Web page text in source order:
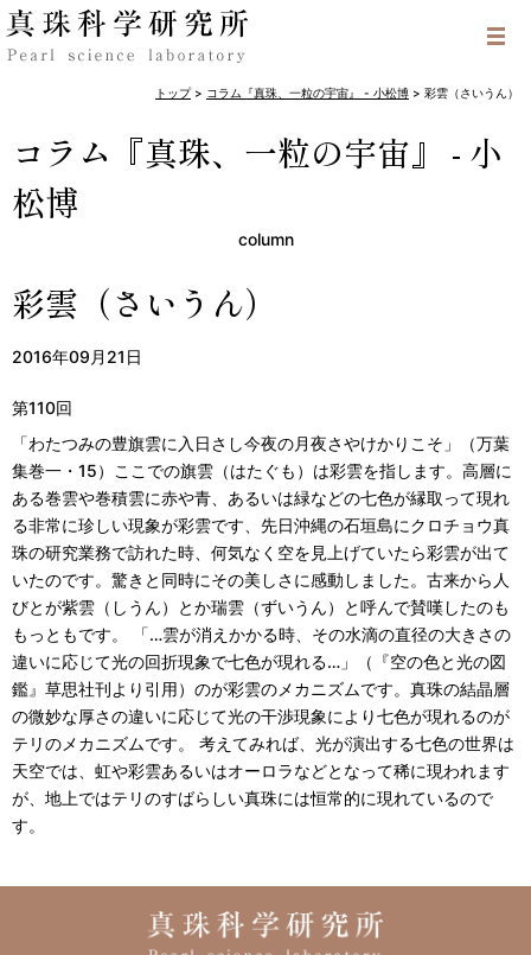
トップ> コラム『真珠、一粒の宇宙』 - 小松博 > 彩雲（さいうん）
コラム『真珠、一粒の宇宙』 - 小
松博
column
彩雲（さいうん）
2016年09月21日
第110回
「わたつみの豊旗雲に入日さし今夜の月夜さやけかりこそ」（万葉
集巻一・15）ここでの旗雲（はたぐも）は彩雲を指します。高層に
ある巻雲や巻積雲に赤や青、あるいは緑などの七色が縁取って現れ
る非常に珍しい現象が彩雲です、先日沖縄の石垣島にクロチョウ真
珠の研究業務で訪れた時、何気なく空を見上げていたら彩雲が出て
いたのです。驚きと同時にその美しさに感動しました。古来から人
びとが紫雲（しうん）とか瑞雲（ずいうん）と呼んで賛嘆したのも
もっともです。 「…雲が消えかかる時、その水滴の直径の大きさの
違いに応じて光の回折現象で七色が現れる…」（『空の色と光の図
鑑』草思社刊より引用）のが彩雲のメカニズムです。真珠の結晶層
の微妙な厚さの違いに応じて光の干渉現象により七色が現れるのが
テリのメカニズムです。 考えてみれば、光が演出する七色の世界は
天空では、虹や彩雲あるいはオーロラなどとなって稀に現われます
が、地上ではテリのすばらしい真珠には恒常的に現れているので
す。